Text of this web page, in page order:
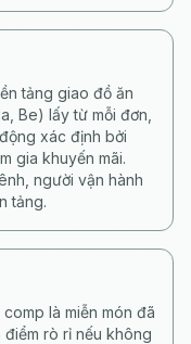
tảng giao đồ ăn
Be) lấy từ mỗi đơn,
xác định bởi
gia khuyến mãi.
người vận hành
tảng.
là miễn món đã
điểm rò rỉ nếu không